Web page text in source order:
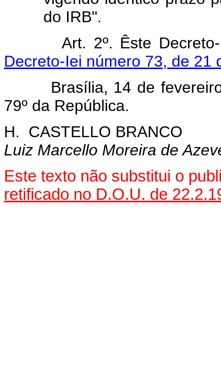
do IRB".
Art. 2º. Êste
Decreto-Iei número 73, de 21
Brasília, 14 de fevereiro
79º da República.
H. CASTELLO BRANCO
Luiz Marcello Moreira de
Este texto não substitui o
retificado no D.O.U. de